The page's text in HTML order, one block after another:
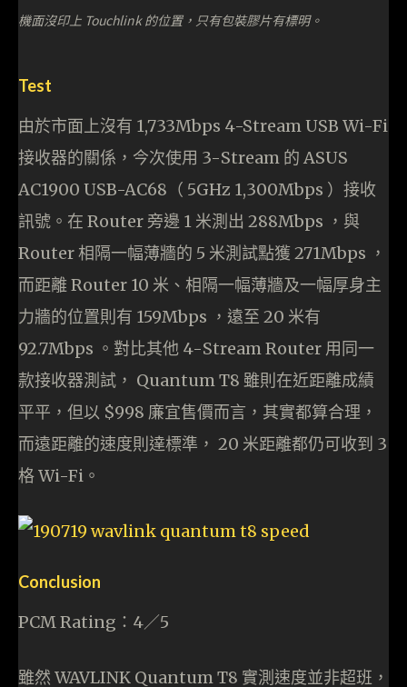
機面沒印上 Touchlink 的位置，只有包裝膠片有標明。
Test
由於市面上沒有 1,733Mbps 4-Stream USB Wi-Fi
接收器的關係，今次使用 3-Stream 的 ASUS
AC1900 USB-AC68（ 5GHz 1,300Mbps ）接收
訊號。在 Router 旁邊 1 米測出 288Mbps ，與
Router 相隔一幅薄牆的 5 米測試點獲 271Mbps ，
而距離 Router 10 米、相隔一幅薄牆及一幅厚身主
力牆的位置則有 159Mbps ，遠至 20 米有
92.7Mbps 。對比其他 4-Stream Router 用同一
款接收器測試， Quantum T8 雖則在近距離成績
平平，但以 $998 廉宜售價而言，其實都算合理，
而遠距離的速度則達標準， 20 米距離都仍可收到 3
格 Wi-Fi。
Conclusion
PCM Rating：4／5
雖然 WAVLINK Quantum T8 實測速度並非超班，